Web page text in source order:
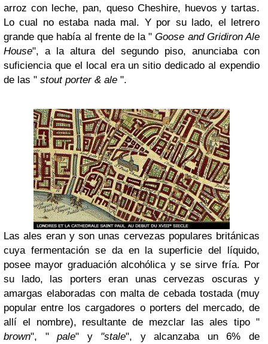
arroz con leche, pan, queso Cheshire, huevos y tartas.
Lo cual no estaba nada mal. Y por su lado, el letrero
grande que había al frente de la "Goose and Gridiron Ale
House", a la altura del segundo piso, anunciaba con
suficiencia que el local era un sitio dedicado al expendio
de las " stout porter & ale ".
Las ales eran y son unas cervezas populares británicas
cuya fermentación se da en la superficie del líquido,
posee mayor graduación alcohólica y se sirve fría. Por
su lado, las porters eran unas cervezas oscuras y
amargas elaboradas con malta de cebada tostada (muy
popular entre los cargadores o porters del mercado, de
allí el nombre), resultante de mezclar las ales tipo "
brown", "pale" y "stale", y alcanzaba un 6% de